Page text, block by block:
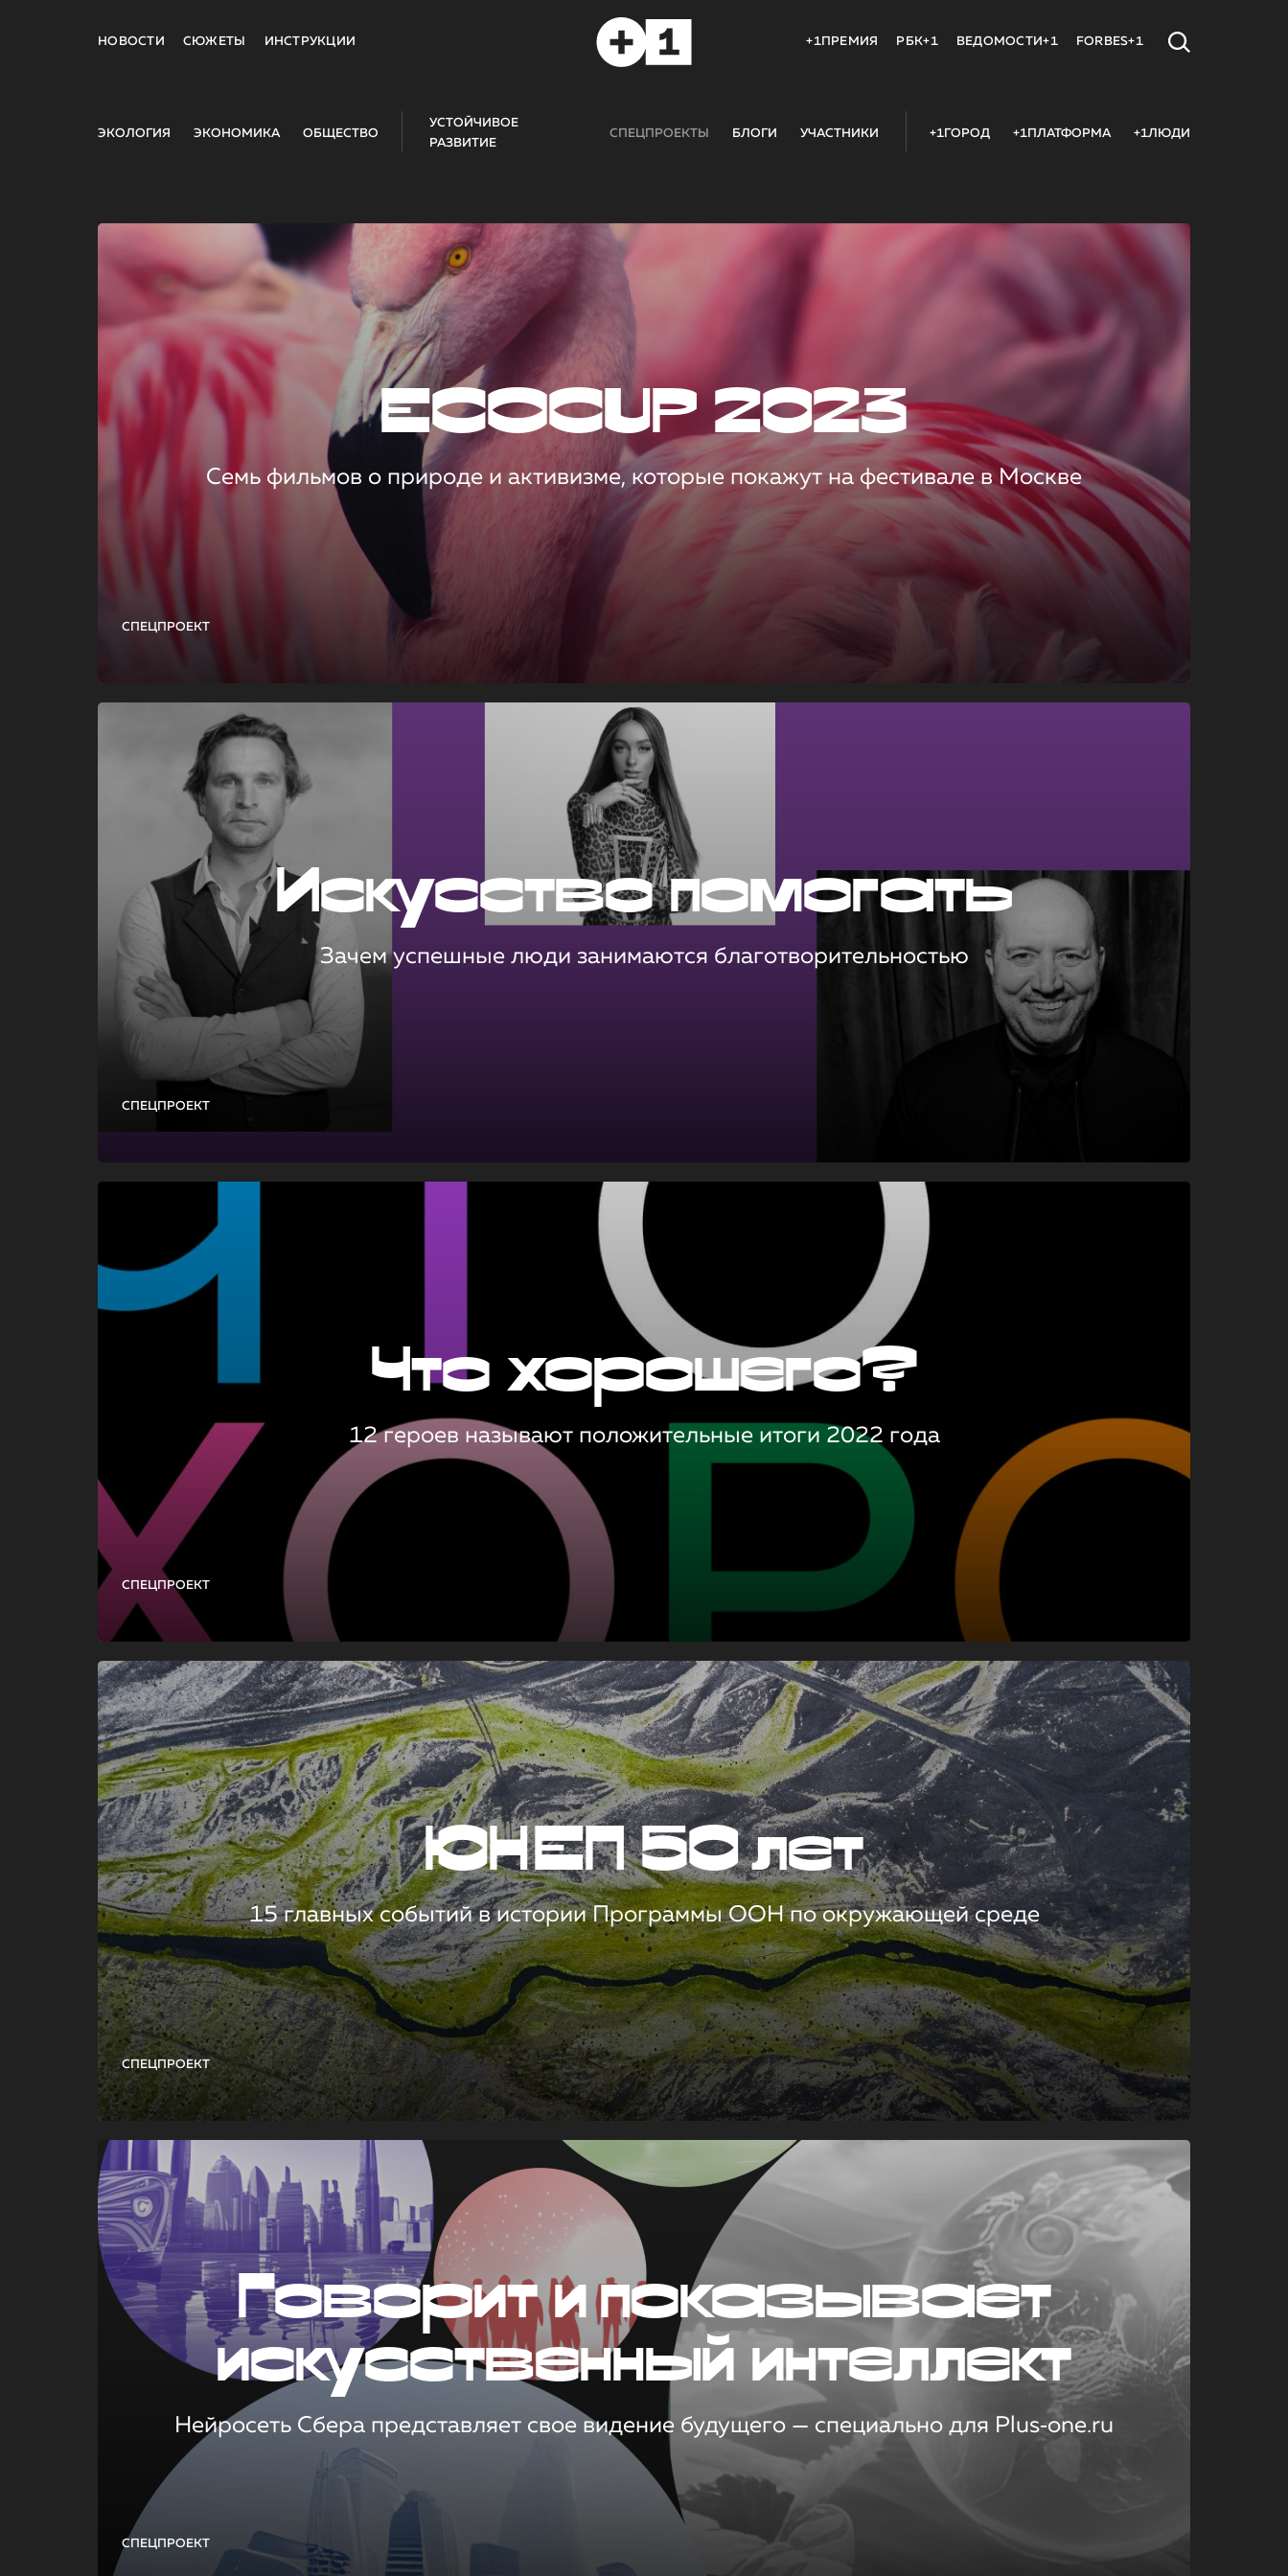
НОВОСТИ СЮЖЕТЫ ИНСТРУКЦИИ +1ПРЕМИЯ РБК+1 ВЕДОМОСТИ+1 FORBES+1
ЭКОЛОГИЯ ЭКОНОМИКА ОБЩЕСТВО
УСТОЙЧИВОЕ
РАЗВИТИЕ
СПЕЦПРОЕКТЫ БЛОГИ УЧАСТНИКИ +1ГОРОД +1ПЛАТФОРМА +1ЛЮДИ
СПЕЦПРОЕКТ
ECOCUP 2023
Семь фильмов о природе и активизме, которые покажут на фестивале в Москве
СПЕЦПРОЕКТ
Искусство помогать
Зачем успешные люди занимаются благотворительностью
СПЕЦПРОЕКТ
Что хорошего?
12 героев называют положительные итоги 2022 года
СПЕЦПРОЕКТ
ЮНЕП 50 лет
15 главных событий в истории Программы ООН по окружающей среде
СПЕЦПРОЕКТ
Говорит и показывает
искусственный интеллект
Нейросеть Сбера представляет свое видение будущего — специально для Plus‑one.ru